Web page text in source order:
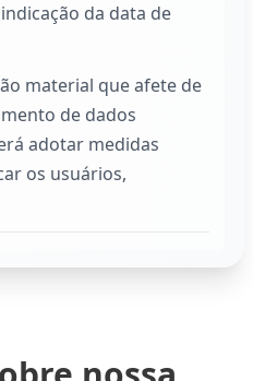
da data de
material que afete de
de dados
adotar medidas
os usuários,